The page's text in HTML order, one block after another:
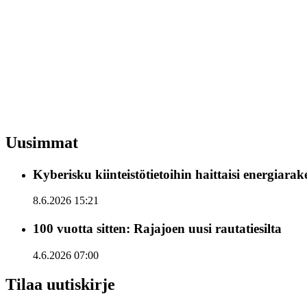
Uusimmat
Kyberisku kiinteistötietoihin haittaisi
8.6.2026 15:21
100 vuotta sitten: Rajajoen uusi rautatiesilta
4.6.2026 07:00
Tilaa uutiskirje